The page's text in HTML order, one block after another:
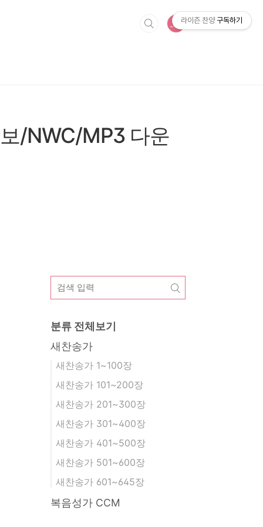
/NWC/MP3 다운
분류 전체보기
새찬송가
새찬송가 1~100장
새찬송가 101~200장
새찬송가 201~300장
새찬송가 301~400장
새찬송가 401~500장
새찬송가 501~600장
새찬송가 601~645장
복음성가 CCM
라이즌 찬양 구독하기